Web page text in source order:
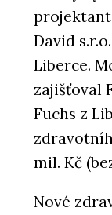
David
Liberce.
zajišťoval
Fuchs z
mil. Kč
Nové